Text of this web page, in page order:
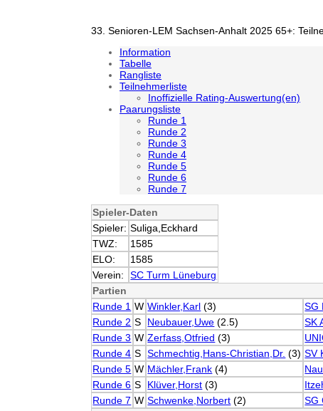
33. Senioren-LEM Sachsen-Anhalt 2025 65+:
Information
Tabelle
Rangliste
Teilnehmerliste
Inoffizielle Rating-Auswertung(en)
Paarungsliste
Runde 1
Runde 2
Runde 3
Runde 4
Runde 5
Runde 6
Runde 7
Spieler-Daten
Spieler: Suliga,Eckhard
TWZ:
1585
ELO:
1585
Verein:
SC Turm Lüneburg
Partien
Runde 1 W Winkler,Karl (3) SG
Runde 2 S Neubauer,Uwe (2.5) SK
Runde 3 W Zerfass,Otfried (3)
Runde 4 S Schmechtig,Hans-Christian,Dr. (3) SV
Runde 5 W Mächler,Frank (4)
Runde 6 S Klüver,Horst (3)
Runde 7 W Schwenke,Norbert (2) SG